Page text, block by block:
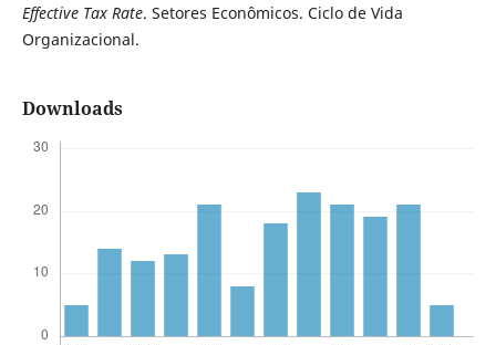
Effective Tax Rate. Setores Econômicos. Ciclo de Vida
Organizacional.
Downloads